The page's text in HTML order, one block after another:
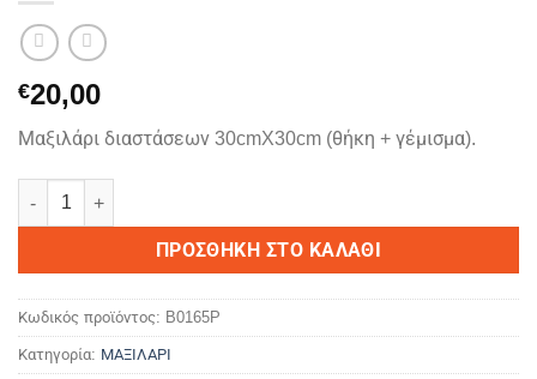
€20,00
Μαξιλάρι διαστάσεων 30cmX30cm (θήκη + γέμισμα).
The Beatles #01 ποσότητα
ΠΡΟΣΘΉΚΗ ΣΤΟ ΚΑΛΆΘΙ
Κωδικός προϊόντος: B0165P
Κατηγορία: ΜΑΞΙΛΑΡΙ